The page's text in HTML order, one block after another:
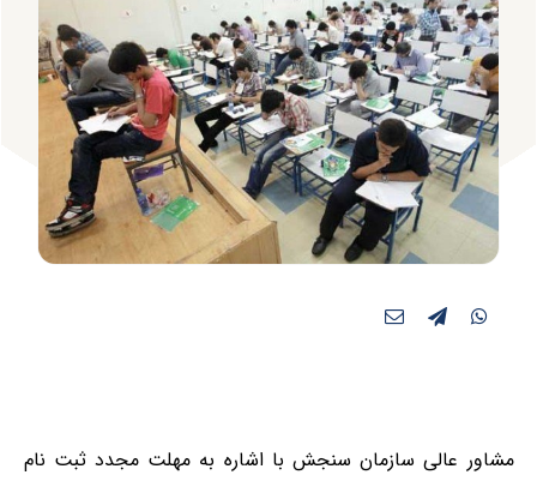
مشاور عالی سازمان سنجش با اشاره به مهلت مجدد ثبت نام